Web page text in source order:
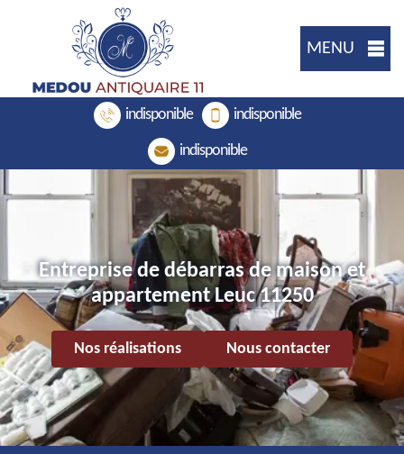
MENU
indisponible indisponible
indisponible
Entreprise de débarras de maison et
appartement Leuc 11250
Nos réalisations Nous contacter